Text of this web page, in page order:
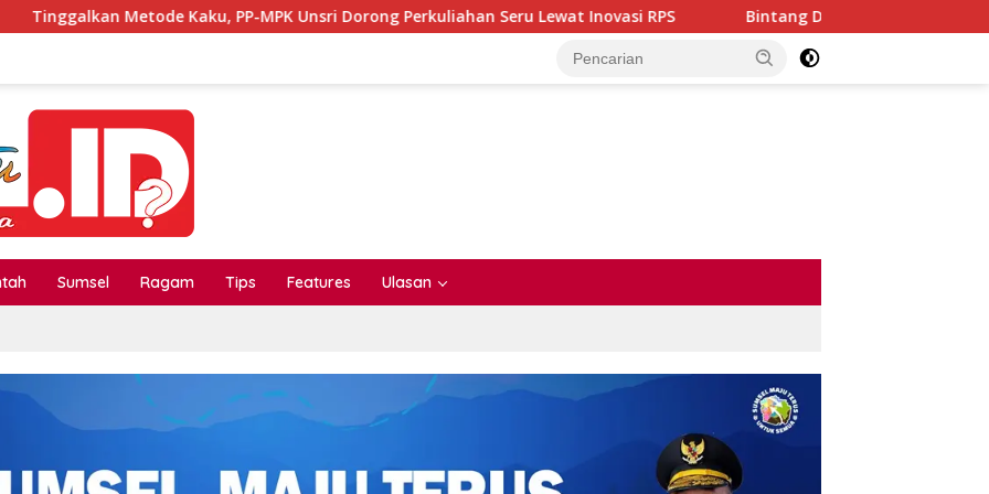
Kaku, PP-MPK Unsri Dorong Perkuliahan Seru Lewat Inovasi RPS Bintang Dangdut Plus 2026 Resmi Dimulai, Ajang
Sumsel Ragam Tips Features Ulasan